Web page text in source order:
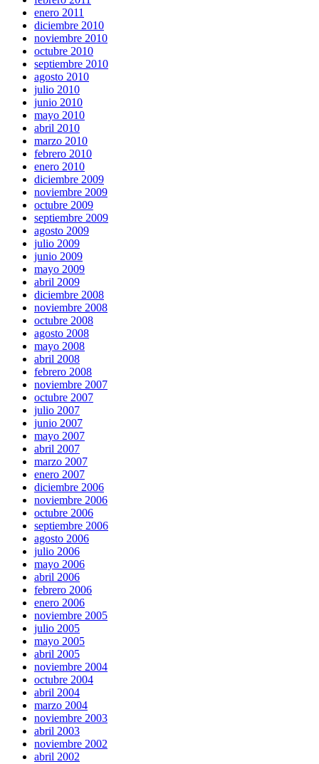
enero 2011
diciembre 2010
noviembre 2010
octubre 2010
septiembre 2010
agosto 2010
julio 2010
junio 2010
mayo 2010
abril 2010
marzo 2010
febrero 2010
enero 2010
diciembre 2009
noviembre 2009
octubre 2009
septiembre 2009
agosto 2009
julio 2009
junio 2009
mayo 2009
abril 2009
diciembre 2008
noviembre 2008
octubre 2008
agosto 2008
mayo 2008
abril 2008
febrero 2008
noviembre 2007
octubre 2007
julio 2007
junio 2007
mayo 2007
abril 2007
marzo 2007
enero 2007
diciembre 2006
noviembre 2006
octubre 2006
septiembre 2006
agosto 2006
julio 2006
mayo 2006
abril 2006
febrero 2006
enero 2006
noviembre 2005
julio 2005
mayo 2005
abril 2005
noviembre 2004
octubre 2004
abril 2004
marzo 2004
noviembre 2003
abril 2003
noviembre 2002
abril 2002